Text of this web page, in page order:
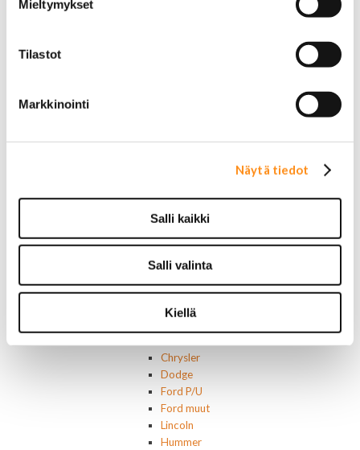
Mieltymykset
Tilastot
Markkinointi
Näytä tiedot
Salli kaikki
Salli valinta
Kiellä
Muut sisustan osat
Valot ja polttimot
Ajovalot
Cadillac
Chevorlet P/U
Chrysler
Dodge
Ford P/U
Ford muut
Lincoln
Hummer